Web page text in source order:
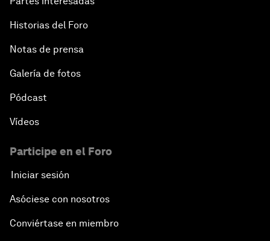
Historias del Foro
Notas de prensa
Galería de fotos
Pódcast
Vídeos
Participe en el Foro
Iniciar sesión
Asóciese con nosotros
Conviértase en miembro